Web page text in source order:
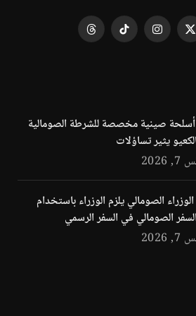
X
الانستغرامتيكتوك Threads
صينية مخصصة للشرطة الصومالية
يثير تساؤلات
الصومالي يلزم الوزراء باستخدام
الصومالي في السفر الرسمي